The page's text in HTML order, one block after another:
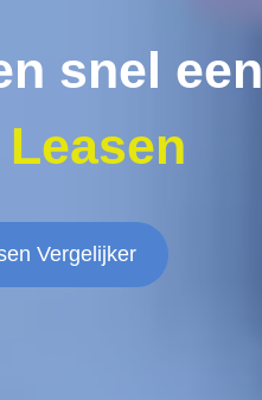
snel een
Vergelijker